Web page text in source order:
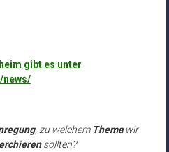
gibt es unter
news/
, zu welchem Themawir
sollten?